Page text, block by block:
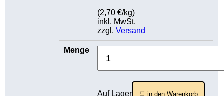
(2,70 €/kg)
inkl. MwSt.
zzgl. Versand
Auf Lager 🛒 in den Warenkorb